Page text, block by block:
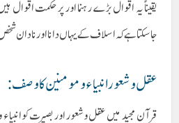
یقیناً یہ اقوال بڑے رہنما اور پر حکمت اقوال
جاسکتا ہے کہ اسلاف کے یہاں دانا اور نادان شخص
عقل و شعور انبیاء و مومنین کا وصف :
قرآن مجید میں عقل وشعور اور بصیرت